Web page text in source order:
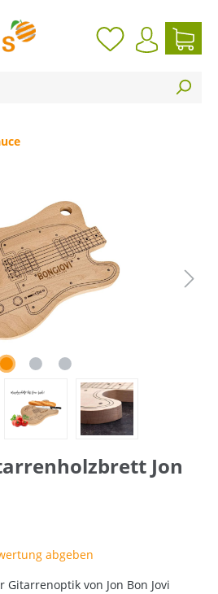
Jon
von 0 von 5 Sternen
abgeben
von Jon Bon Jovi